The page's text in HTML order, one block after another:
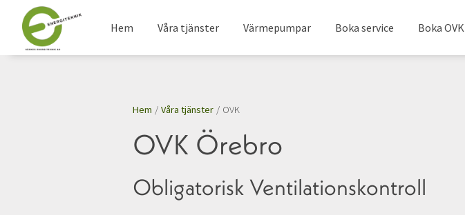
Hem Våra tjänster Värmepumpar Boka service Boka OVK
Hem / Våra tjänster / OVK
OVK Örebro
Obligatorisk Ventilationskontroll